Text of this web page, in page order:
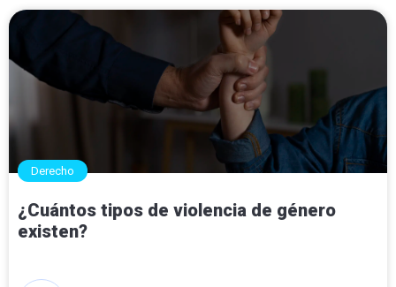
Derecho
¿Cuántos tipos de violencia de género
existen?